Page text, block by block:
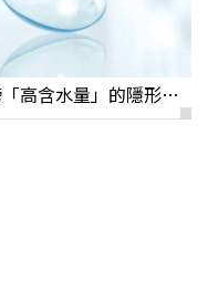
標榜「高含水量」的隱形眼鏡，戴起來不會乾澀超舒服，這是真的嗎？